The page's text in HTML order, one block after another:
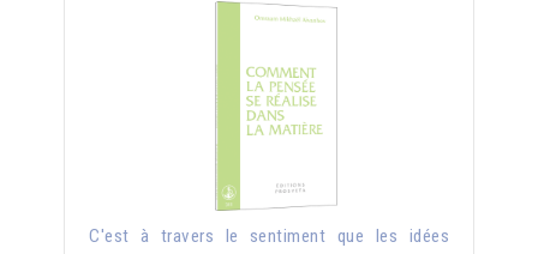
C'est à travers le sentiment que les idées